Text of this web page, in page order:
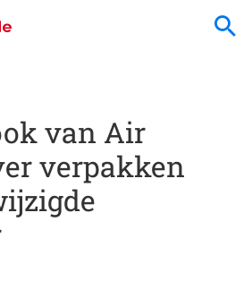
van Air
verpakken